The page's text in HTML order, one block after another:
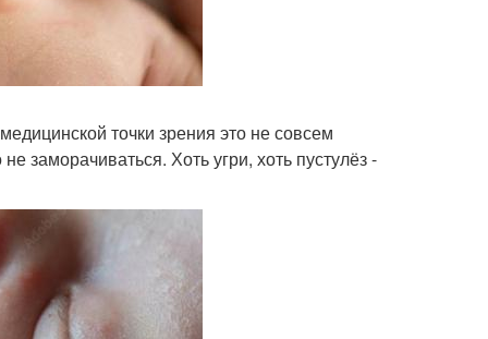
точки зрения это не совсем
заморачиваться. Хоть угри, хоть пустулёз -